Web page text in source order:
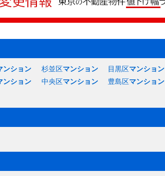
ンション 杉並区マンション 目黒区マンション
ンション 中央区マンション 豊島区マンション